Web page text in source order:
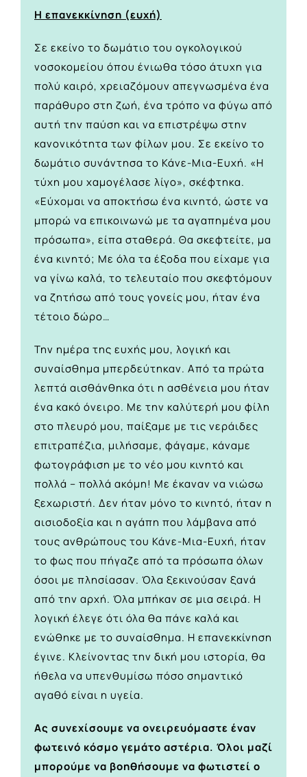
Η επανεκκίνηση (ευχή)
Σε εκείνο το δωμάτιο του ογκολογικού
νοσοκομείου όπου ένιωθα τόσο άτυχη για
πολύ καιρό, χρειαζόμουν απεγνωσμένα ένα
παράθυρο στη ζωή, ένα τρόπο να φύγω από
αυτή την παύση και να επιστρέψω στην
κανονικότητα των φίλων μου. Σε εκείνο το
δωμάτιο συνάντησα το Κάνε-Μια-Ευχή. «Η
τύχη μου χαμογέλασε λίγο», σκέφτηκα.
«Εύχομαι να αποκτήσω ένα κινητό, ώστε να
μπορώ να επικοινωνώ με τα αγαπημένα μου
πρόσωπα», είπα σταθερά. Θα σκεφτείτε, μα
ένα κινητό; Με όλα τα έξοδα που είχαμε για
να γίνω καλά, το τελευταίο που σκεφτόμουν
να ζητήσω από τους γονείς μου, ήταν ένα
τέτοιο δώρο…
Την ημέρα της ευχής μου, λογική και
συναίσθημα μπερδεύτηκαν. Από τα πρώτα
λεπτά αισθάνθηκα ότι η ασθένεια μου ήταν
ένα κακό όνειρο. Με την καλύτερή μου φίλη
στο πλευρό μου, παίξαμε με τις νεράιδες
επιτραπέζια, μιλήσαμε, φάγαμε, κάναμε
φωτογράφιση με το νέο μου κινητό και
πολλά – πολλά ακόμη! Με έκαναν να νιώσω
ξεχωριστή. Δεν ήταν μόνο το κινητό, ήταν η
αισιοδοξία και η αγάπη που λάμβανα από
τους ανθρώπους του Κάνε-Μια-Ευχή, ήταν
το φως που πήγαζε από τα πρόσωπα όλων
όσοι με πλησίασαν. Όλα ξεκινούσαν ξανά
από την αρχή. Όλα μπήκαν σε μια σειρά. Η
λογική έλεγε ότι όλα θα πάνε καλά και
ενώθηκε με το συναίσθημα. Η επανεκκίνηση
έγινε. Κλείνοντας την δική μου ιστορία, θα
ήθελα να υπενθυμίσω πόσο σημαντικό
αγαθό είναι η υγεία.
Ας συνεχίσουμε να ονειρευόμαστε έναν
φωτεινό κόσμο γεμάτο αστέρια. Όλοι μαζί
μπορούμε να βοηθήσουμε να φωτιστεί ο